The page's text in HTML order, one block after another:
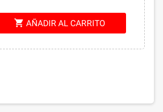
shopping_cart AÑADIR AL CARRITO